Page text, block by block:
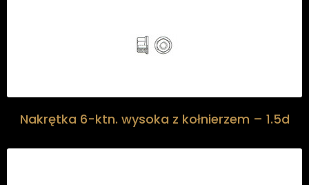
Nakrętka 6-ktn. wysoka z kołnierzem – 1.5d